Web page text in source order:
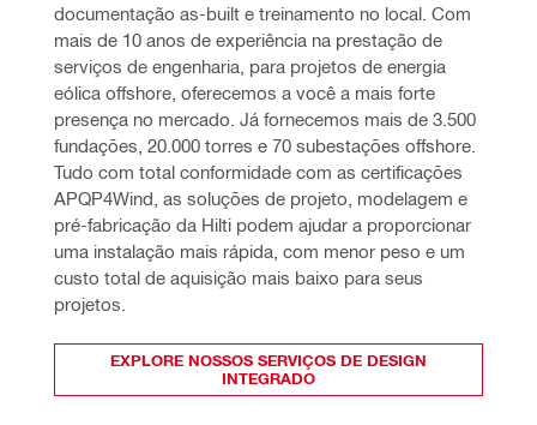
documentação as-built e treinamento no local. Com
mais de 10 anos de experiência na prestação de
serviços de engenharia, para projetos de energia
eólica offshore, oferecemos a você a mais forte
presença no mercado. Já fornecemos mais de 3.500
fundações, 20.000 torres e 70 subestações offshore.
Tudo com total conformidade com as certificações
APQP4Wind, as soluções de projeto, modelagem e
pré-fabricação da Hilti podem ajudar a proporcionar
uma instalação mais rápida, com menor peso e um
custo total de aquisição mais baixo para seus
projetos.
EXPLORE NOSSOS SERVIÇOS DE DESIGN
INTEGRADO